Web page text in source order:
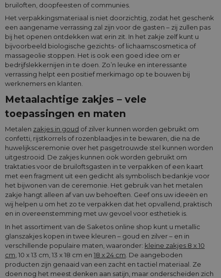
bruiloften, doopfeesten of communies.
Het verpakkingsmateriaal is niet doorzichtig, zodat het geschenk
een aangename verrassing zal zijn voor de gasten – zij zullen pas
bij het openen ontdekken wat erin zit. In het zakje zelf kunt u
bijvoorbeeld biologische gezichts- of lichaamscosmetica of
massageolie stoppen. Het is ook een goed idee om er
bedrijfslekkernijen in te doen. Zo’n leuke en interessante
verrassing helpt een positief merkimago op te bouwen bij
werknemers en klanten.
Metaalachtige zakjes – vele
toepassingen en maten
Metalen zakjes in goud of zilver kunnen worden gebruikt om
confetti, rijstkorrels of rozenblaadjes in te bewaren, die na de
huwelijksceremonie over het pasgetrouwde stel kunnen worden
uitgestrooid. De zakjes kunnen ook worden gebruikt om
traktaties voor de bruiloftsgasten in te verpakken of een kaart
met een fragment uit een gedicht als symbolisch bedankje voor
het bijwonen van de ceremonie. Het gebruik van het metalen
zakje hangt alleen af van uw behoeften. Geef ons uw ideeën en
wij helpen u om het zo te verpakken dat het opvallend, praktisch
en in overeenstemming met uw gevoel voor esthetiek is.
In het assortiment van de Saketos online shop kunt u metallic
glanszakjes kopen in twee kleuren – goud en zilver – en in
verschillende populaire maten, waaronder: kleine zakjes 8 x 10
cm , 10 x 13 cm, 13 x 18 cm en 18 x 24 cm . De aangeboden
producten zijn genaaid van een zacht en tactiel materiaal. Ze
doen nog het meest denken aan satijn, maar onderscheiden zich